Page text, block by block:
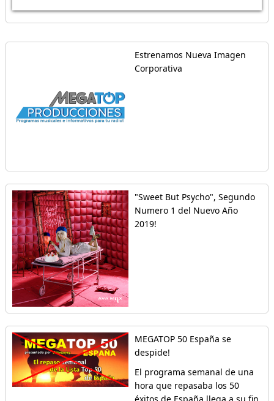
Estrenamos Nueva Imagen
Corporativa
"Sweet But Psycho", Segundo
Numero 1 del Nuevo Año
2019!
MEGATOP 50 España se
despide!
El programa semanal de una
hora que repasaba los 50
éxitos de España llega a su fin.